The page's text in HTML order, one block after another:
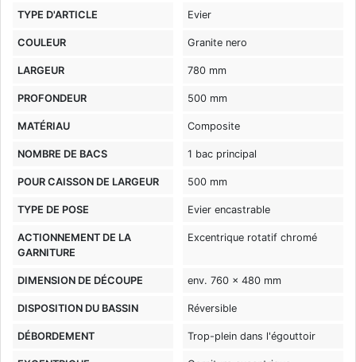
TYPE D'ARTICLE Evier
COULEUR Granite nero
LARGEUR 780 mm
PROFONDEUR 500 mm
MATÉRIAU Composite
NOMBRE DE BACS 1 bac principal
POUR CAISSON DE LARGEUR 500 mm
TYPE DE POSE Evier encastrable
ACTIONNEMENT DE LA
GARNITURE
Excentrique rotatif chromé
DIMENSION DE DÉCOUPE env. 760 x 480 mm
DISPOSITION DU BASSIN Réversible
DÉBORDEMENT Trop-plein dans l'égouttoir